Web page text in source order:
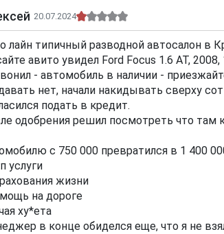
20.07.2024
лайн типичный разводной автосалон в
авито увидел Ford Focus 1.6 AT,
- автомобиль в наличии -
нет, начали накидывать сверху
подать в кредит.
одобрения решил посмотреть что там
с 750 000 превратился в 1 400
услуги
жизни
на дороге
ху*ета
в конце обиделся еще, что я не